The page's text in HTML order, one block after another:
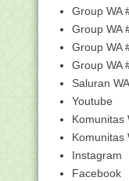
SE
Link
Kunci
dalam
Group WA
Group WA
Group WA
Group WA
Saluran
Youtube
Komunitas
Komunitas
Instagram
Facebook